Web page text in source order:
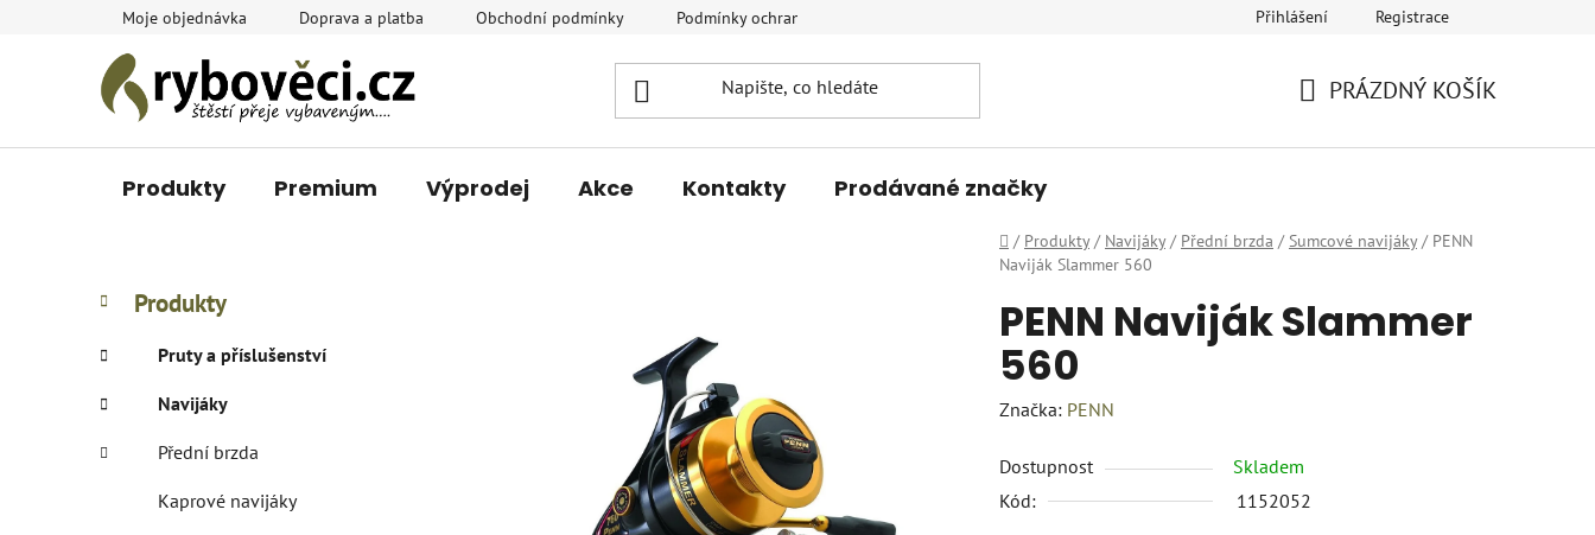
Moje objednávka Doprava a platba Obchodní podmínky Podmínky ochrany osobních údajů Provozovatel a fakturační údaje
Přihlášení Registrace
PRÁZDNÝ KOŠÍK
Produkty Premium Výprodej Akce Kontakty Prodávané značky
Domů
/ Produkty / Navijáky / Přední brzda / Sumcové navijáky / PENN
Naviják Slammer 560
P
o
s
r
a
kategorie
K
a
e
g
o
r
Produkty
Pruty a příslušenství
Navijáky
Přední brzda
Kaprové navijáky
PENN Naviják Slammer
560
Značka: PENN
Dostupnost
Skladem
Kód:
1152052